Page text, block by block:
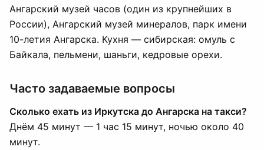
Ангарский музей часов (один из крупнейших в
России), Ангарский музей минералов, парк имени
10-летия Ангарска. Кухня — сибирская: омуль с
Байкала, пельмени, шаньги, кедровые орехи.
Часто задаваемые вопросы
Сколько ехать из Иркутска до Ангарска на такси?
Днём 45 минут — 1 час 15 минут, ночью около 40
минут.